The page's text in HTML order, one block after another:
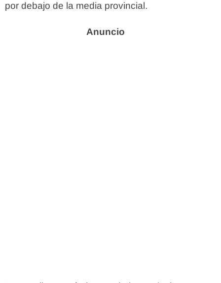
por debajo de la media provincial.